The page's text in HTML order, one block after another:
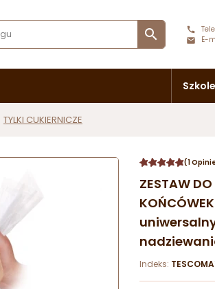

E-
TYLKI CUKIERNICZE
(1
ZESTAW
Indeks: